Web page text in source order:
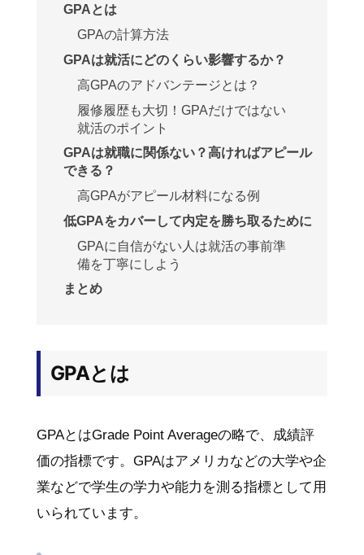
GPAとは
GPAの計算方法
GPAは就活にどのくらい影響するか？
高GPAのアドバンテージとは？
履修履歴も大切！GPAだけではない
就活のポイント
GPAは就職に関係ない？高ければアピール
できる？
高GPAがアピール材料になる例
低GPAをカバーして内定を勝ち取るために
GPAに自信がない人は就活の事前準
備を丁寧にしよう
まとめ
GPAとは
GPAとはGrade Point Averageの略で、成績評
価の指標です。GPAはアメリカなどの大学や企
業などで学生の学力や能力を測る指標として用
いられています。